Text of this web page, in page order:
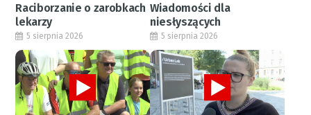
Raciborzanie o zarobkach
lekarzy
Wiadomości dla
niesłyszących
5 sierpnia 2026 5 sierpnia 2026